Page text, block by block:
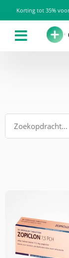
Korting tot 35%